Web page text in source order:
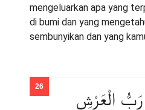
mengeluarkan apa yang
di bumi dan yang
sembunyikan dan yang
رَبُّ الْعَرْشِ